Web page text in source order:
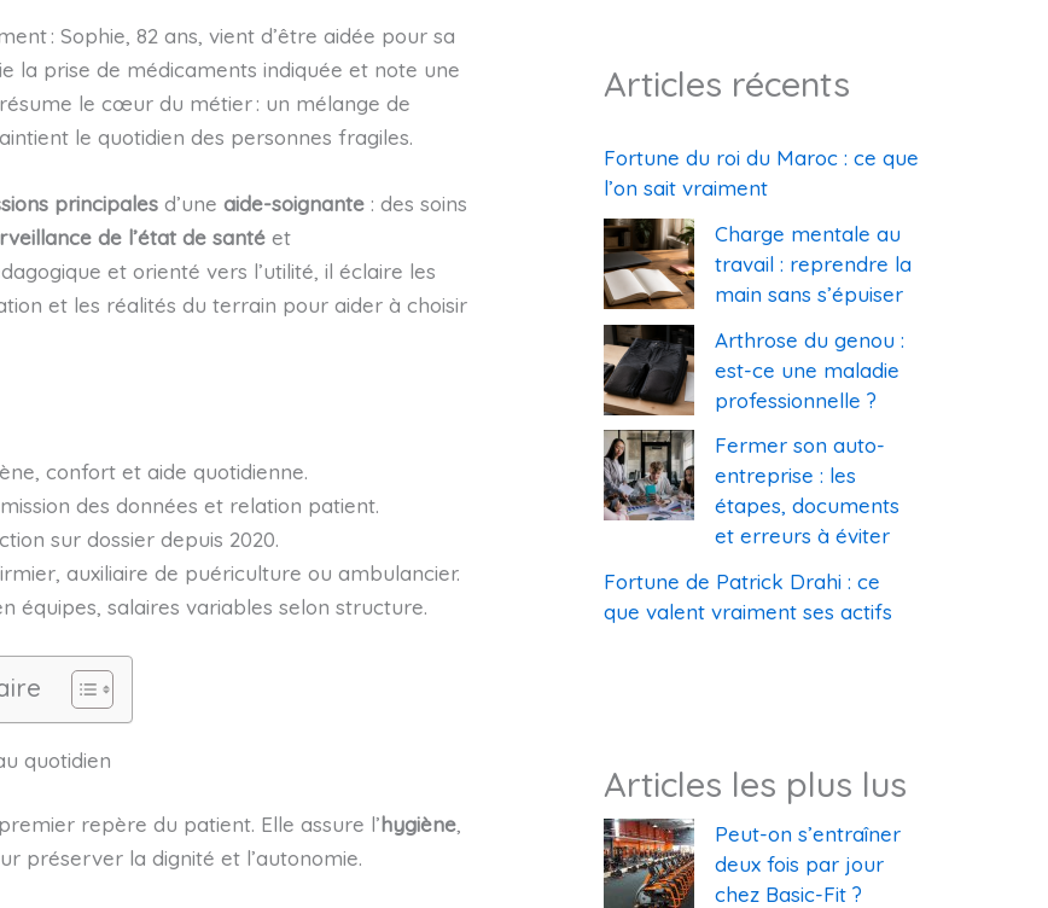
: Sophie, 82 ans, vient d’être aidée pour sa
la prise de médicaments indiquée et note une
le cœur du métier : un mélange de
le quotidien des personnes fragiles.
principalesd’une aide-soignante: des soins
de l’état de santéet
et orienté vers l’utilité, il éclaire les
et les réalités du terrain pour aider à choisir
confort et aide quotidienne.
des données et relation patient.
sur dossier depuis 2020.
auxiliaire de puériculture ou ambulancier.
équipes, salaires variables selon structure.
quotidien
repère du patient. Elle assure l’hygiène,
préserver la dignité et l’autonomie.
Articles récents
Fortune du roi du Maroc : ce que
l’on sait vraiment
Charge mentale au
travail : reprendre la
main sans s’épuiser
Arthrose du genou :
est-ce une maladie
professionnelle ?
Fermer son auto-
entreprise : les
étapes, documents
et erreurs à éviter
Fortune de Patrick Drahi : ce
que valent vraiment ses actifs
Articles les plus lus
Peut-on s’entraîner
deux fois par jour
chez Basic-Fit ?